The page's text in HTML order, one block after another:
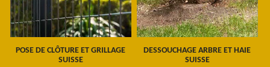
POSE DE CLÔTURE ET GRILLAGE
SUISSE
DESSOUCHAGE ARBRE ET HAIE
SUISSE